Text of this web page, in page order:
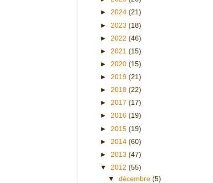
► 2024 (21)
► 2023 (18)
► 2022 (46)
► 2021 (15)
► 2020 (15)
► 2019 (21)
► 2018 (22)
► 2017 (17)
► 2016 (19)
► 2015 (19)
► 2014 (60)
► 2013 (47)
▼ 2012 (55)
▼décembre(5)